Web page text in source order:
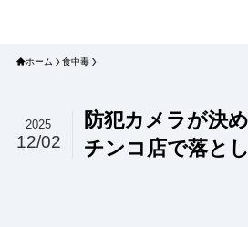
ホーム 食中毒
防犯カメラが決
チンコ店で落と
2025
12/02